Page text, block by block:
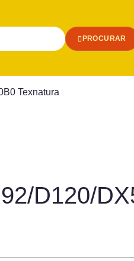
PROCURAR
Texnatura
D120/